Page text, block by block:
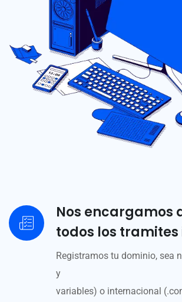
Nos encargamos
todos los
Registramos tu dominio, sea
y
variables) o internacional